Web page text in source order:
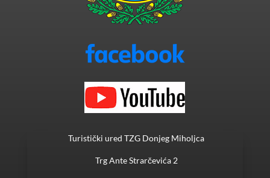
Turistički ured TZG Donjeg Miholjca
Trg Ante Strarčevića 2